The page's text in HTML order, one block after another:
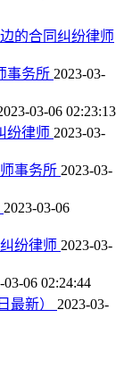
的合同纠纷律师
事务所 2023-03-
03-06 02:23:13
纷律师 2023-03-
事务所 2023-03-
2023-03-06
纷律师 2023-03-
03-06 02:24:44
最新） 2023-03-